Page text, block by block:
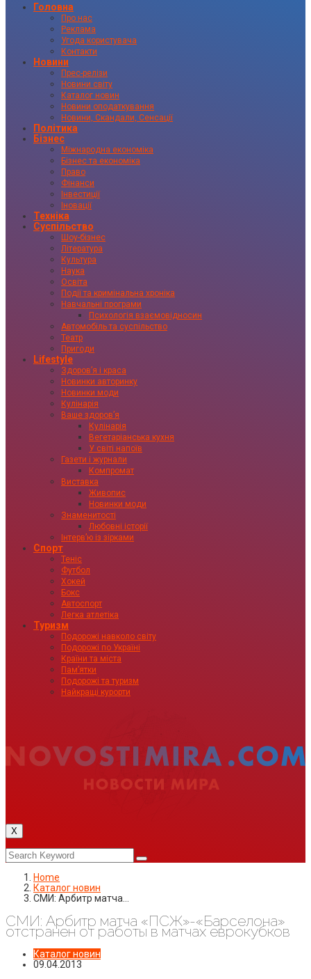
Головна
Про нас
Реклама
Угода користувача
Контакти
Новини
Прес-релізи
Новини світу
Каталог новин
Новини оподаткування
Новини, Скандали, Сенсації
Політика
Бізнес
Міжнародна економіка
Бізнес та економіка
Право
Фінанси
Інвестиції
Іновації
Техніка
Суспільство
Шоу-бізнес
Література
Культура
Наука
Освіта
Події та кримінальна хроніка
Навчальні програми
Психологія взаємовідносин
Автомобіль та суспільство
Театр
Пригоди
Lifestyle
Здоровʼя і краса
Новинки авторинку
Новинки моди
Кулінарія
Ваше здоровʼя
Кулінарія
Вегетаріанська кухня
У світі напоїв
Газети і журнали
Компромат
Виставка
Живопис
Новинки моди
Знаменитості
Любовні історії
Інтервʼю із зірками
Спорт
Теніс
Футбол
Хокей
Бокс
Автоспорт
Легка атлетіка
Туризм
Подорожі навколо світу
Подорожі по Україні
Країни та міста
Пам’ятки
Подорожі та туризм
Найкращі курорти
X
Home
Каталог новин
СМИ: Арбитр матча…
СМИ: Арбитр матча «ПСЖ»-«Барселона»
отстранен от работы в матчах еврокубков
Каталог новин
09.04.2013